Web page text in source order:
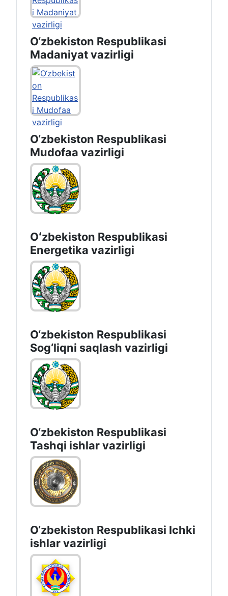
O‘zbekiston Respublikasi
Madaniyat vazirligi
O‘zbekiston Respublikasi
Mudofaa vazirligi
Oʻzbekiston Respublikasi
Energetika vazirligi
O‘zbеkistоn Rеspublikаsi
Sоg‘liqni saqlash vаzirligi
O‘zbеkistоn Rеspublikаsi
Tashqi ishlаr vаzirligi
O‘zbеkiston Rеspublikаsi Ichki
ishlаr vаzirligi